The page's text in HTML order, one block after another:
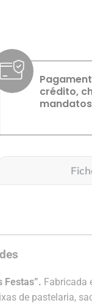
crédito,
Festas”. Fabricada
de pastelaria,